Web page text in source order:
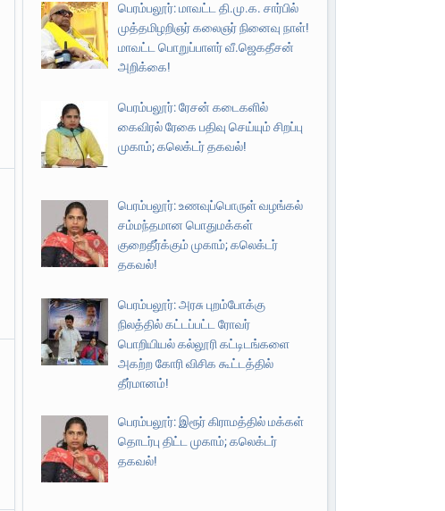
பெரம்பலூர்: மாவட்ட தி.மு.க. சார்பில்
முத்தமிழறிஞர் கலைஞர் நினைவு நாள்!
மாவட்ட பொறுப்பாளர் வீ.ஜெகதீசன்
அறிக்கை!
பெரம்பலூர்: ரேசன் கடைகளில்
கைவிரல் ரேகை பதிவு செய்யும் சிறப்பு
முகாம்; கலெக்டர் தகவல்!
பெரம்பலூர்: உணவுப்பொருள் வழங்கல்
சம்மந்தமான பொதுமக்கள்
குறைதீர்க்கும் முகாம்; கலெக்டர்
தகவல்!
பெரம்பலூர்: அரசு புறம்போக்கு
நிலத்தில் கட்டப்பட்ட ரோவர்
பொறியியல் கல்லூரி கட்டிடங்களை
அகற்ற கோரி விசிக கூட்டத்தில்
தீர்மானம்!
பெரம்பலூர்: இரூர் கிராமத்தில் மக்கள்
தொடர்பு திட்ட முகாம்; கலெக்டர்
தகவல்!